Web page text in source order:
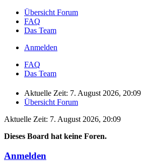
Übersicht Forum
FAQ
Das Team
Anmelden
FAQ
Das Team
Aktuelle Zeit: 7. August 2026, 20:09
Übersicht Forum
Aktuelle Zeit: 7. August 2026, 20:09
Dieses Board hat keine Foren.
Anmelden